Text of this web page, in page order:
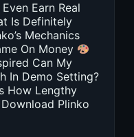
Earn Real
Is Definitely
Mechanics
On Money
Can My
In Demo Setting?
How Lengthy
Plinko